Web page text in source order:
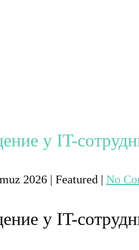
у IT-
2026 | Featured | No
у IT-